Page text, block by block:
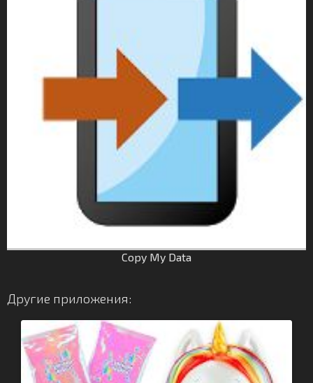
Copy My Data
Другие приложения: